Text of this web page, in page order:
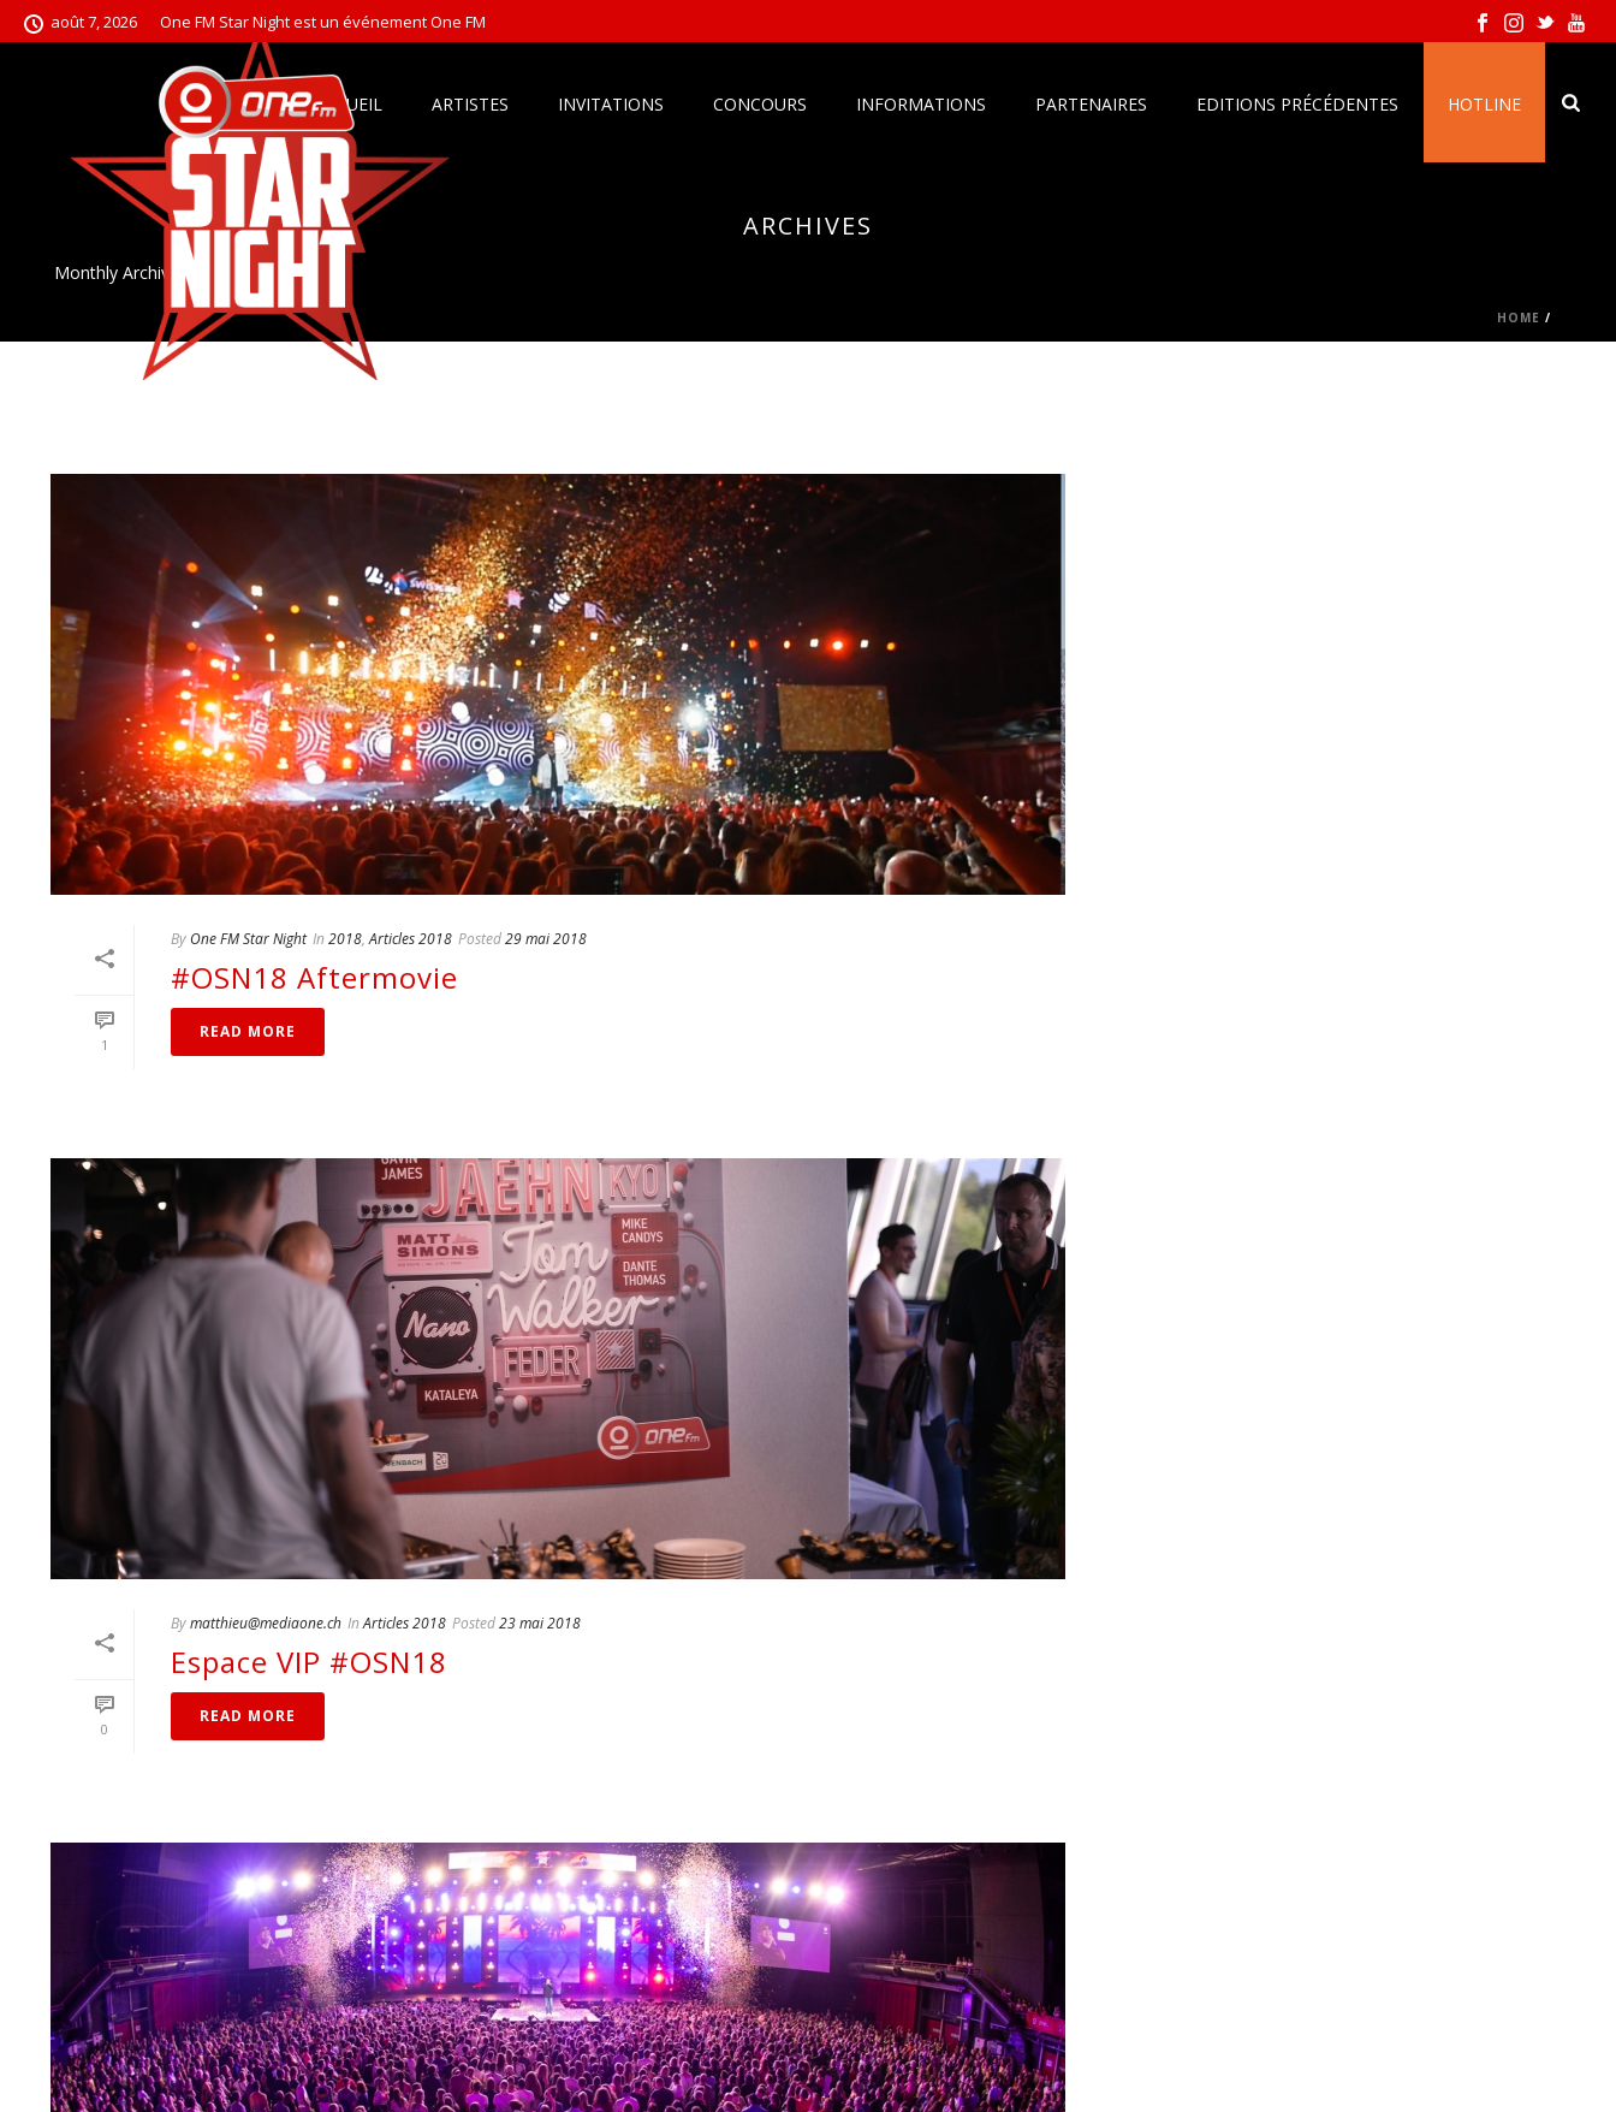
août 7, 2026 One FM Star Night est un événement One FM
ACCUEIL ARTISTES INVITATIONS CONCOURS INFORMATIONS PARTENAIRES EDITIONS PRÉCÉDENTES HOTLINE
ARCHIVES
Monthly Archive for: "mai, 2018"
HOME /
1
By One FM Star Night In 2018,Articles 2018 Posted29 mai 2018
#OSN18 Aftermovie
READ MORE
0
Bymatthieu@mediaone.ch In Articles 2018 Posted23 mai 2018
Espace VIP #OSN18
READ MORE